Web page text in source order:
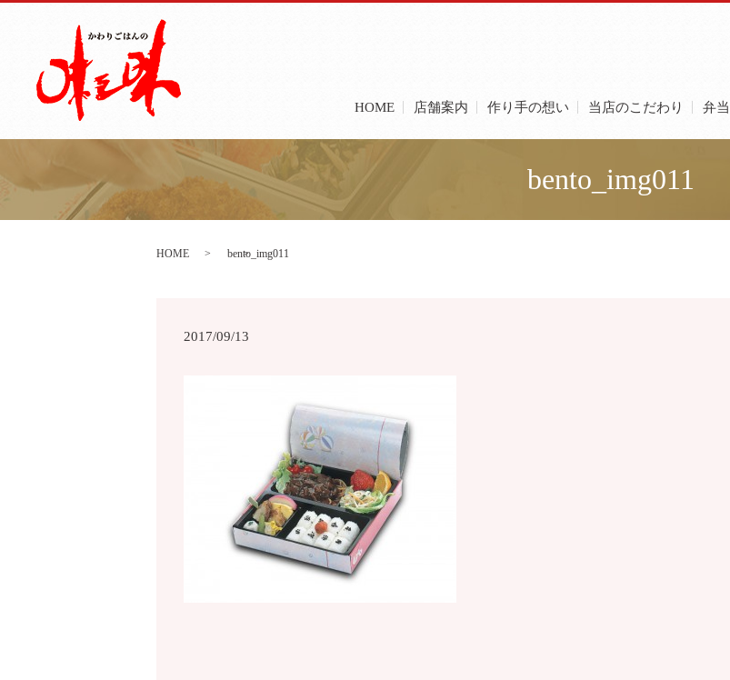
HOME 店舗案内 作り手の想い 当店のこだわり 弁当
bento_img011
HOME bento_img011
2017/09/13